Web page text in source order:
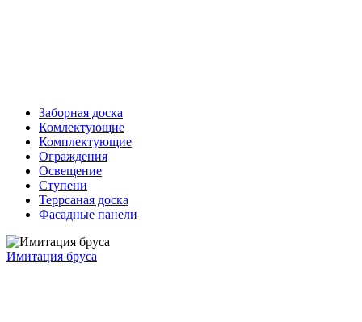
Заборная доска
Комлектующие
Комплектующие
Ограждения
Освещение
Ступени
Террсаная доска
Фасадные панели
Имитация бруса